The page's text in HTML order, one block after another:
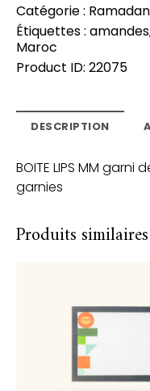
Catégorie : Ramadan
Étiquettes : amandes
Maroc
Product ID: 22075
DESCRIPTION
BOITE LIPS MM
garnies
Produits similaires